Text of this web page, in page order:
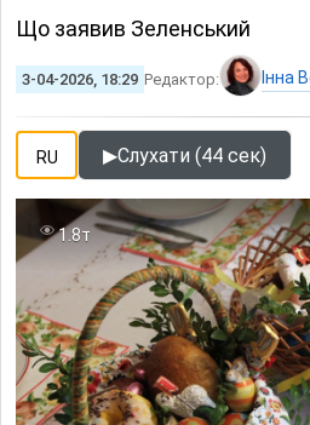
Що заявив Зеленський
3-04-2026, 18:29 Редактор: Інна
RU ▶Слухати (44 сек)
1.8т